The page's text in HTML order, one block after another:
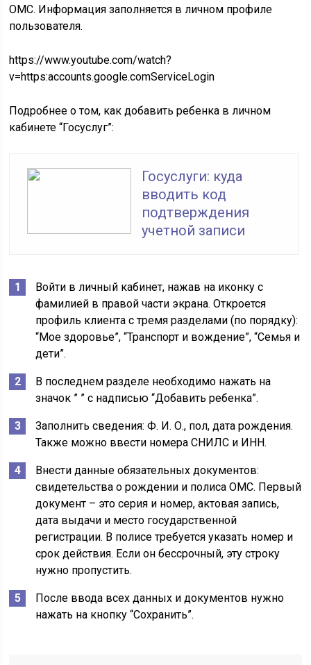
ОМС. Информация заполняется в личном профиле
пользователя.
https://www.youtube.com/watch?
v=https:accounts.google.comServiceLogin
Подробнее о том, как добавить ребенка в личном
кабинете “Госуслуг”:
Госуслуги: куда
вводить код
подтверждения
учетной записи
Войти в личный кабинет, нажав на иконку с
фамилией в правой части экрана. Откроется
профиль клиента с тремя разделами (по порядку):
“Мое здоровье”, “Транспорт и вождение”, “Семья и
дети”.
В последнем разделе необходимо нажать на
значок ” ” с надписью “Добавить ребенка”.
Заполнить сведения: Ф. И. О., пол, дата рождения.
Также можно ввести номера СНИЛС и ИНН.
Внести данные обязательных документов:
свидетельства о рождении и полиса ОМС. Первый
документ – это серия и номер, актовая запись,
дата выдачи и место государственной
регистрации. В полисе требуется указать номер и
срок действия. Если он бессрочный, эту строку
нужно пропустить.
После ввода всех данных и документов нужно
нажать на кнопку “Сохранить”.